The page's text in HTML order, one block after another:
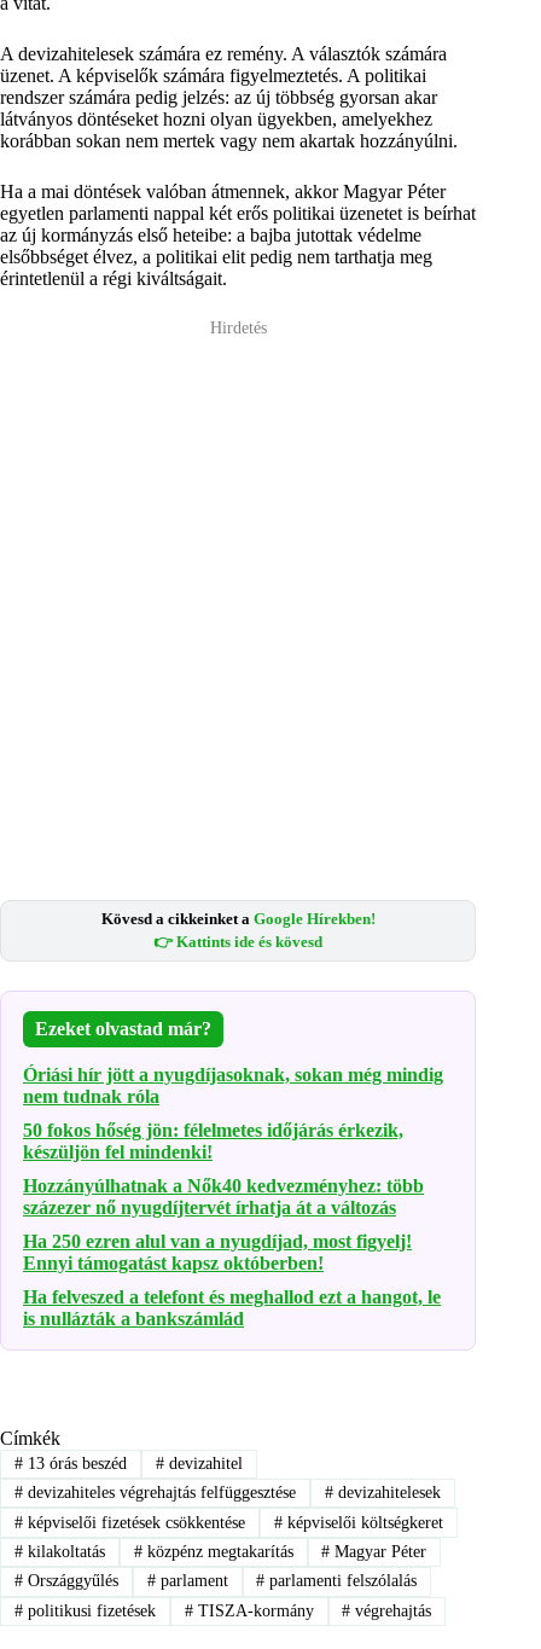
A devizahitelesek számára ez remény. A választók számára
üzenet. A képviselők számára figyelmeztetés. A politikai
rendszer számára pedig jelzés: az új többség gyorsan akar
látványos döntéseket hozni olyan ügyekben, amelyekhez
korábban sokan nem mertek vagy nem akartak hozzányúlni.
Ha a mai döntések valóban átmennek, akkor Magyar Péter
egyetlen parlamenti nappal két erős politikai üzenetet is beírhat
az új kormányzás első heteibe: a bajba jutottak védelme
elsőbbséget élvez, a politikai elit pedig nem tarthatja meg
érintetlenül a régi kiváltságait.
Hirdetés
Kövesd a cikkeinket a Google Hírekben!
👉 Kattints ide és kövesd
Ezeket olvastad már?
Óriási hír jött a nyugdíjasoknak, sokan még mindig
nem tudnak róla
50 fokos hőség jön: félelmetes időjárás érkezik,
készüljön fel mindenki!
Hozzányúlhatnak a Nők40 kedvezményhez: több
százezer nő nyugdíjtervét írhatja át a változás
Ha 250 ezren alul van a nyugdíjad, most figyelj!
Ennyi támogatást kapsz októberben!
Ha felveszed a telefont és meghallod ezt a hangot, le
is nullázták a bankszámlád
Címkék
#13 órás beszéd #devizahitel
#devizahiteles végrehajtás felfüggesztése #devizahitelesek
#képviselői fizetések csökkentése #képviselői költségkeret
#kilakoltatás #közpénz megtakarítás # Magyar Péter
#Országgyűlés #parlament # parlamenti felszólalás
#politikusi fizetések #TISZA-kormány # végrehajtás